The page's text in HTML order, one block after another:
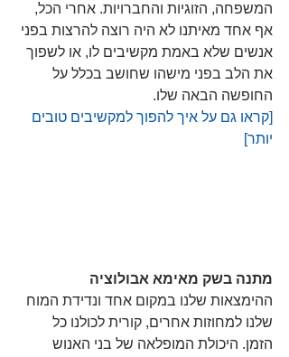
המשפחה, הזוגיות והחברויות. אחרי הכל,
אף אחד מאיתנו לא היה רוצה להרצות בפני
אנשים שלא באמת מקשיבים לו, או לשפוך
את הלב בפני מישהו שחושב בכלל על
החופשה הבאה שלו.
[קראו גם על איך להפוך למקשיבים טובים
יותר]
מתנה בשק מאימא אבולוציה
ההימצאות שלנו במקום אחד ונדידת המוח
שלנו למחוזות אחרים, קורית לכולנו כל
הזמן. היכולת המופלאה של בני האנוש